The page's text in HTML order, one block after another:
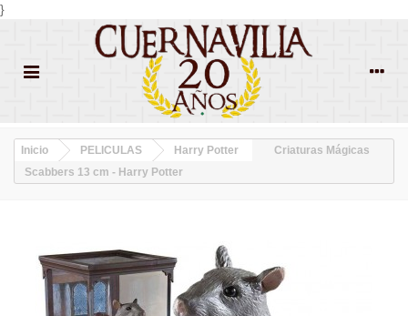
}
Inicio PELICULAS Harry Potter
Criaturas Mágicas
Scabbers 13 cm - Harry Potter